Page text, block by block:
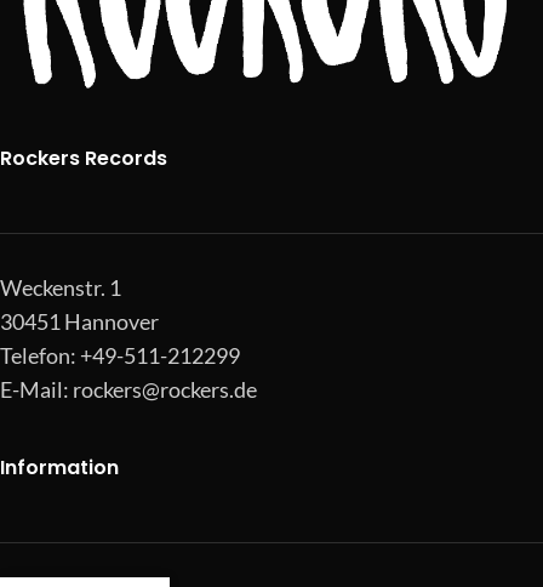
Rockers Records
Weckenstr. 1
30451 Hannover
Telefon: +49-511-212299
E-Mail: rockers@rockers.de
Information